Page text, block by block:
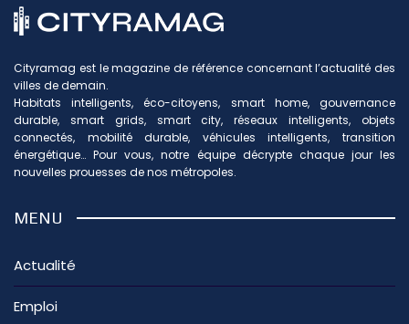
Cityramag est le magazine de référence concernant l’actualité des
villes de demain.
Habitats intelligents, éco-citoyens, smart home, gouvernance
durable, smart grids, smart city, réseaux intelligents, objets
connectés, mobilité durable, véhicules intelligents, transition
énergétique… Pour vous, notre équipe décrypte chaque jour les
nouvelles prouesses de nos métropoles.
MENU
Actualité
Emploi